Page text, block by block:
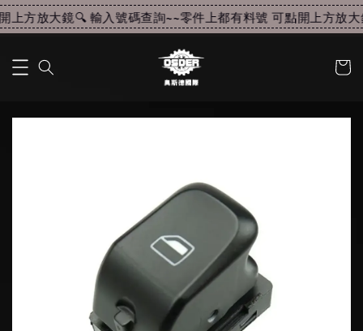
方放大鏡🔍 輸入號碼查詢~~零件上都有料號 可點開上方放大